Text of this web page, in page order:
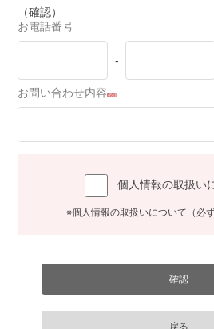
（確認）
お電話番号
-
お問い合わせ内容必須
個人情報の取扱い
※個人情報の取扱いについて（必